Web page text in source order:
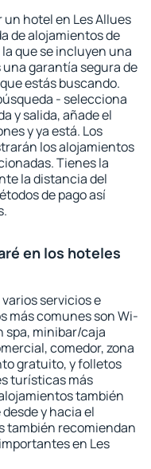
hotel en Les Allues
de alojamientos de
que se incluyen una
garantía segura de
estás buscando.
- selecciona
y salida, añade el
y ya está. Los
los alojamientos
Tienes la
la distancia del
de pago así
en los hoteles
servicios e
más comunes son Wi-
spa, minibar/caja
comedor, zona
gratuito, y folletos
turísticas más
también
y hacia el
también recomiendan
en Les